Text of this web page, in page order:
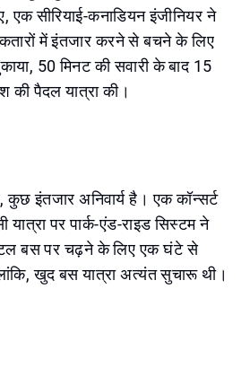
एक सीरियाई-कनाडियन इंजीनियर ने
में इंतजार करने से बचने के लिए
50 मिनट की सवारी के बाद 15
की पैदल यात्रा की।
इंतजार अनिवार्य है। एक कॉन्सर्ट
पर पार्क-एंड-राइड सिस्टम ने
बस पर चढ़ने के लिए एक घंटे से
खुद बस यात्रा अत्यंत सुचारू थी।